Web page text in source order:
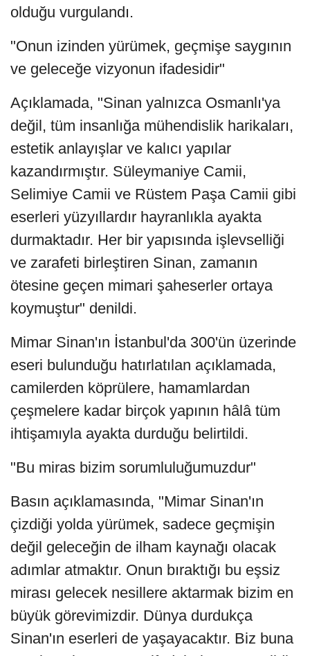
olduğu vurgulandı.
"Onun izinden yürümek, geçmişe saygının
ve geleceğe vizyonun ifadesidir"
Açıklamada, "Sinan yalnızca Osmanlı'ya
değil, tüm insanlığa mühendislik harikaları,
estetik anlayışlar ve kalıcı yapılar
kazandırmıştır. Süleymaniye Camii,
Selimiye Camii ve Rüstem Paşa Camii gibi
eserleri yüzyıllardır hayranlıkla ayakta
durmaktadır. Her bir yapısında işlevselliği
ve zarafeti birleştiren Sinan, zamanın
ötesine geçen mimari şaheserler ortaya
koymuştur" denildi.
Mimar Sinan'ın İstanbul'da 300'ün üzerinde
eseri bulunduğu hatırlatılan açıklamada,
camilerden köprülere, hamamlardan
çeşmelere kadar birçok yapının hâlâ tüm
ihtişamıyla ayakta durduğu belirtildi.
"Bu miras bizim sorumluluğumuzdur"
Basın açıklamasında, "Mimar Sinan'ın
çizdiği yolda yürümek, sadece geçmişin
değil geleceğin de ilham kaynağı olacak
adımlar atmaktır. Onun bıraktığı bu eşsiz
mirası gelecek nesillere aktarmak bizim en
büyük görevimizdir. Dünya durdukça
Sinan'ın eserleri de yaşayacaktır. Biz buna